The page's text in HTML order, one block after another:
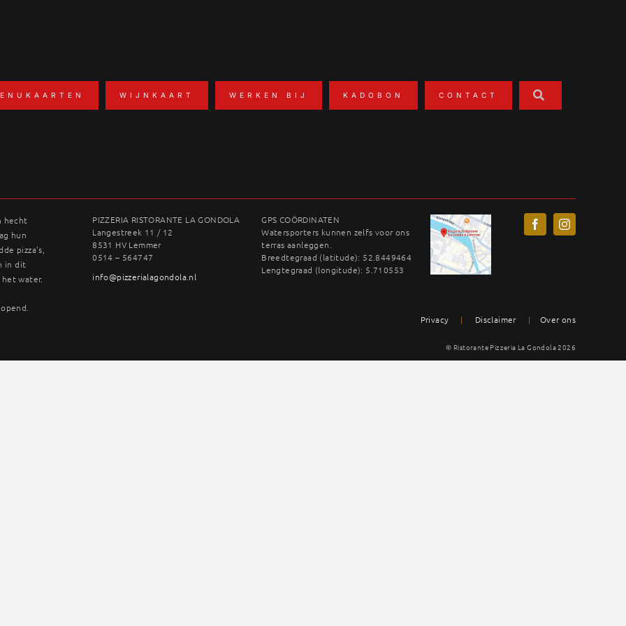
WIJNKAART WERKEN BIJ KADOBON CONTACT
hecht
hun
pizza’s,
in dit
water.
PIZZERIA RISTORANTE LA GONDOLA
Langestreek 11 / 12
8531 HV Lemmer
0514 – 564747
info@pizzerialagondola.nl
GPS COÖRDINATEN
Watersporters kunnen zelfs voor ons
terras aanleggen.
Breedtegraad (latitude): 52.8449464
Lengtegraad (longitude): 5.710553
Privacy | Disclaimer | Over ons
© Ristorante Pizzeria La Gondola 2026